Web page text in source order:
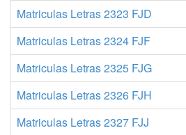
Matriculas Letras 2323 FJD
Matriculas Letras 2324 FJF
Matriculas Letras 2325 FJG
Matriculas Letras 2326 FJH
Matriculas Letras 2327 FJJ